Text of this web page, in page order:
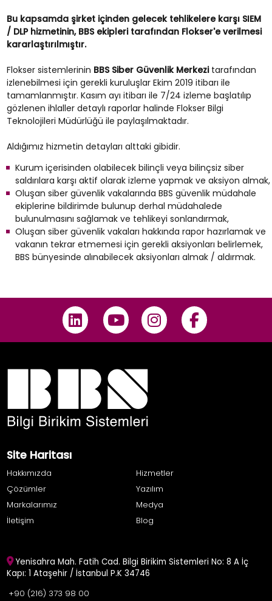
Bu kapsamda şirket içinden gelecek tehlikelere karşı SIEM
/ DLP hizmetinin, BBS ekipleri tarafından Flokser'e verilmesi
kararlaştırılmıştır.
Flokser sistemlerinin BBS Siber Güvenlik Merkezitarafından
izlenebilmesi için gerekli kuruluşlar Ekim 2019 itibarı ile
tamamlanmıştır. Kasım ayı itibarı ile 7/24 izleme başlatılıp
gözlenen ihlaller detaylı raporlar halinde Flokser Bilgi
Teknolojileri Müdürlüğü ile paylaşılmaktadır.
Aldığımız hizmetin detayları alttaki gibidir.
Kurum içerisinden olabilecek bilinçli veya bilinçsiz siber
saldırılara karşı aktif olarak izleme yapmak ve aksiyon almak,
Oluşan siber güvenlik vakalarında BBS güvenlik müdahale
ekiplerine bildirimde bulunup derhal müdahalede
bulunulmasını sağlamak ve tehlikeyi sonlandırmak,
Oluşan siber güvenlik vakaları hakkında rapor hazırlamak ve
vakanın tekrar etmemesi için gerekli aksiyonları belirlemek,
BBS bünyesinde alınabilecek aksiyonları almak / aldırmak.
Site Haritası
Hakkımızda
Hizmetler
Çözümler
Yazılım
Markalarımız
Medya
İletişim
Blog
Yenisahra Mah. Fatih Cad. Bilgi Birikim Sistemleri No: 8 A İç
Kapı: 1 Ataşehir / İstanbul P.K 34746
+90 (216) 373 98 00